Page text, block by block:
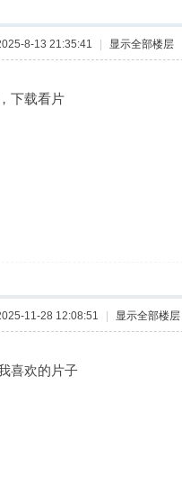
8-13 21:35:41 显示全部楼层
下载看片
11-28 12:08:51 显示全部楼层
喜欢的片子